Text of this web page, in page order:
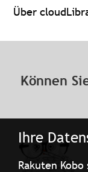
Ihre
Rakuten
Über
Können